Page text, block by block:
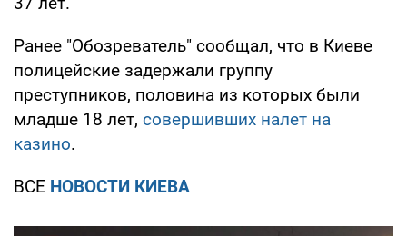
Ранее "Обозреватель" сообщал, что в Киеве
полицейские задержали группу
преступников, половина из которых были
младше 18 лет, совершивших налет на
казино.
ВСЕ НОВОСТИ КИЕВА